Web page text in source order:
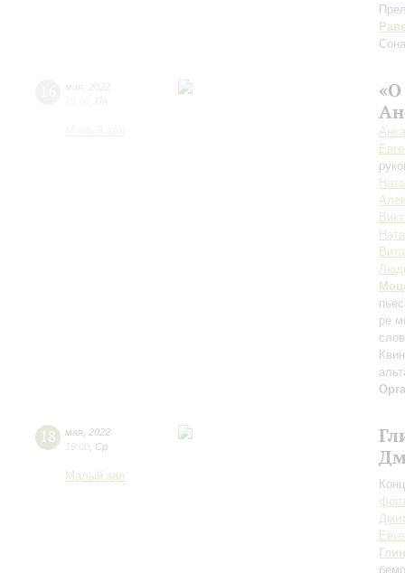
pе
18 мая 2022
19:00 Ср
Малый зал